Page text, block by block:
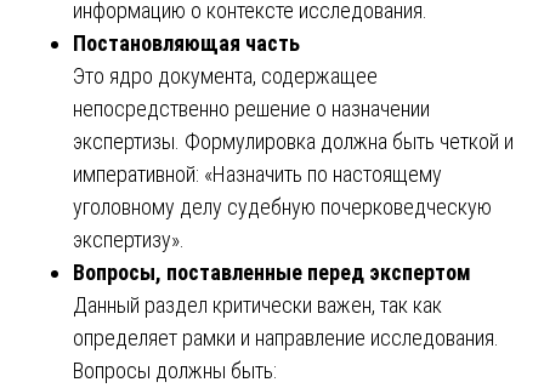
информацию о контексте исследования.
Постановляющая часть
Это ядро документа, содержащее
непосредственно решение о назначении
экспертизы. Формулировка должна быть четкой и
императивной: «Назначить по настоящему
уголовному делу судебную почерковедческую
экспертизу».
Вопросы, поставленные перед экспертом
Данный раздел критически важен, так как
определяет рамки и направление исследования.
Вопросы должны быть: